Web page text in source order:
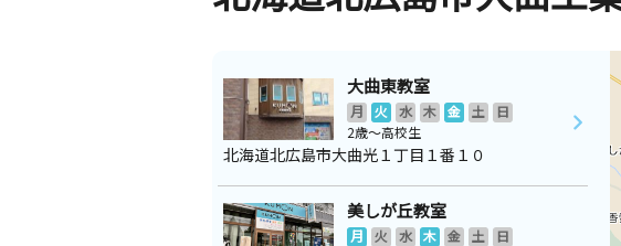
大曲東教室
月 火 水 木 金 土
日
2歳～高校生
北海道北広島市大曲光１丁目１番１０
美しが丘教室
月 火 水 木 金 土
日